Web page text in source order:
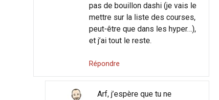
pas de bouillon dashi (je vais le
mettre sur la liste des courses,
peut-être que dans les hyper…),
et j’ai tout le reste.
Répondre
Arf, j’espère que tu ne